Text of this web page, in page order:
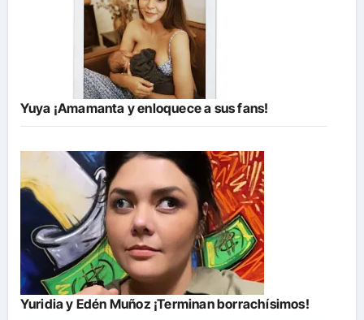
Yuya ¡Amamanta y enloquece a sus fans!
Yuridia y Edén Muñoz ¡Terminan borrachísimos!